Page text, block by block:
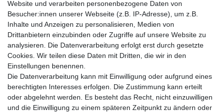
Klapphelme
Zubehör/Visiere
Bluetoothhelme
Kinderhelme
Skihelme
Services
Mein Konto
Kontakt
FAQ
Website und verarbeiten personenbezogene Daten von
Besucher:innen unserer Webseite (z.B. IP-Adresse), um z.B.
Inhalte und Anzeigen zu personalisieren, Medien von
Drittanbietern einzubinden oder Zugriffe auf unsere Website zu
analysieren. Die Datenverarbeitung erfolgt erst durch gesetzte
Cookies. Wir teilen diese Daten mit Dritten, die wir in den
Einstellungen benennen.
Die Datenverarbeitung kann mit Einwilligung oder aufgrund eines
berechtigten Interesses erfolgen. Die Zustimmung kann erteilt
oder abgelehnt werden. Es besteht das Recht, nicht einzuwilligen
und die Einwilligung zu einem späteren Zeitpunkt zu ändern oder